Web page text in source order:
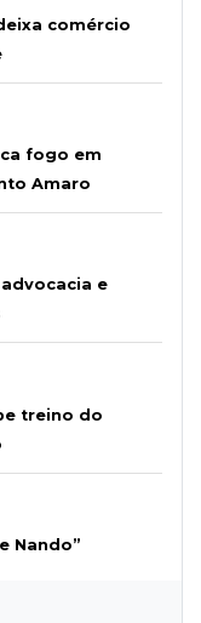
comércio
fogo em
Amaro
e
treino do
Nando”